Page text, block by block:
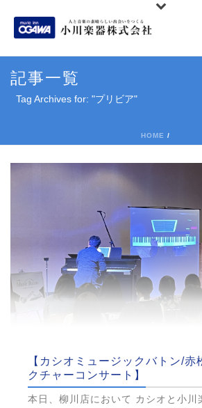
記事一覧
Tag Archives for: "プリビア"
HOME /
【カシオミュージックバトン/赤
クチャーコンサート】
本日、柳川店において カシオと小川